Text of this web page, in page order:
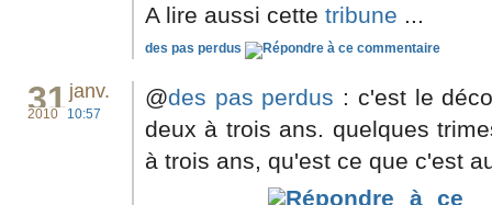
A lire aussi cette tribune ...
des pas perdus
31 janv.
2010 10:57
@des pas perdus : c'est le
deux à trois ans. quelques
à trois ans, qu'est ce que c'est